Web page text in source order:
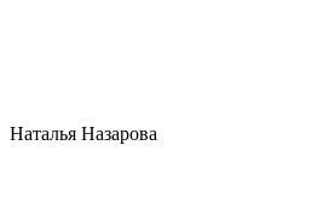
Наталья Назарова